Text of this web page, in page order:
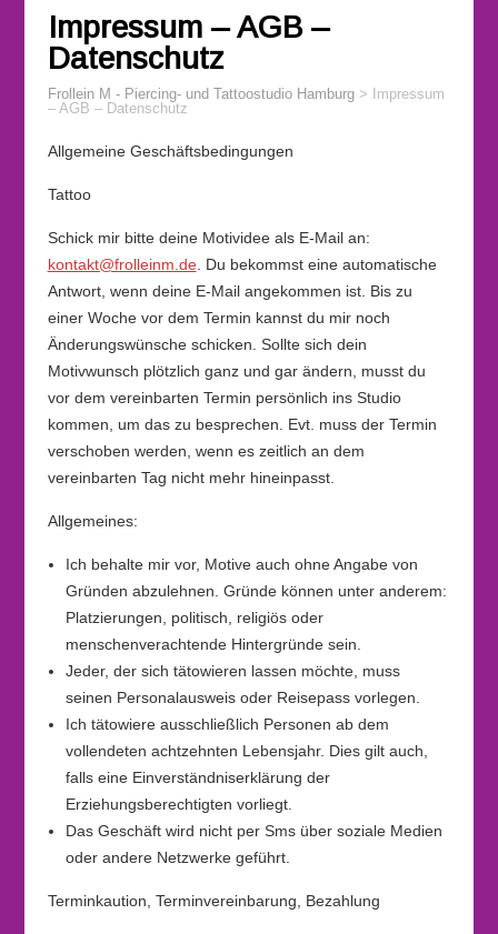
Impressum – AGB –
Datenschutz
Frollein M - Piercing- und Tattoostudio Hamburg>
Impressum
– AGB – Datenschutz
Allgemeine Geschäftsbedingungen
Tattoo
Schick mir bitte deine Motividee als E-Mail an:
kontakt@frolleinm.de. Du bekommst eine automatische
Antwort, wenn deine E-Mail angekommen ist. Bis zu
einer Woche vor dem Termin kannst du mir noch
Änderungswünsche schicken. Sollte sich dein
Motivwunsch plötzlich ganz und gar ändern, musst du
vor dem vereinbarten Termin persönlich ins Studio
kommen, um das zu besprechen. Evt. muss der Termin
verschoben werden, wenn es zeitlich an dem
vereinbarten Tag nicht mehr hineinpasst.
Allgemeines:
Ich behalte mir vor, Motive auch ohne Angabe von
Gründen abzulehnen. Gründe können unter anderem:
Platzierungen, politisch, religiös oder
menschenverachtende Hintergründe sein.
Jeder, der sich tätowieren lassen möchte, muss
seinen Personalausweis oder Reisepass vorlegen.
Ich tätowiere ausschließlich Personen ab dem
vollendeten achtzehnten Lebensjahr. Dies gilt auch,
falls eine Einverständniserklärung der
Erziehungsberechtigten vorliegt.
Das Geschäft wird nicht per Sms über soziale Medien
oder andere Netzwerke geführt.
Terminkaution, Terminvereinbarung, Bezahlung